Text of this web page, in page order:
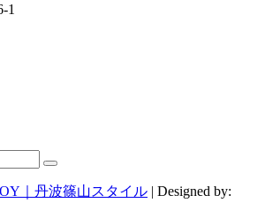
1
｜丹波篠山スタイル | Designed by: